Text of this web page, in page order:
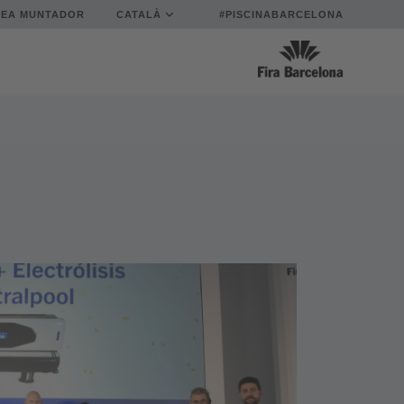
MUNTADOR CATALÀ #PISCINABARCELONA